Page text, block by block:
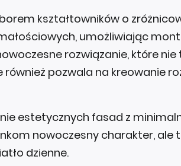
kształtowników o
umożliwiając
rozwiązanie, które
pozwala na kreowanie
estetycznych fasad z
nowoczesny charakter, ale
dzienne.